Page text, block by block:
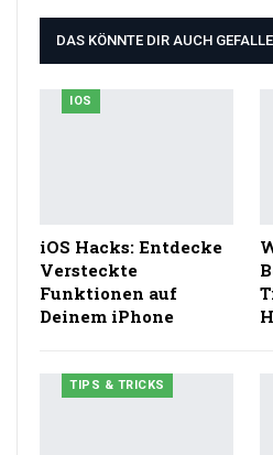
DAS KÖNNTE DIR AUCH
IOS
iOS Hacks: Entdecke
Versteckte
Funktionen auf
Deinem iPhone
TIPS & TRICKS